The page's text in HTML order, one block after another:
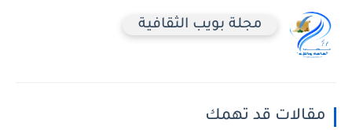
مجلة بويب الثقافية
مقالات قد تهمك